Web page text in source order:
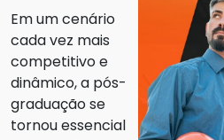
Em um cenário
cada vez mais
competitivo e
dinâmico, a pós-
graduação se
tornou essencial